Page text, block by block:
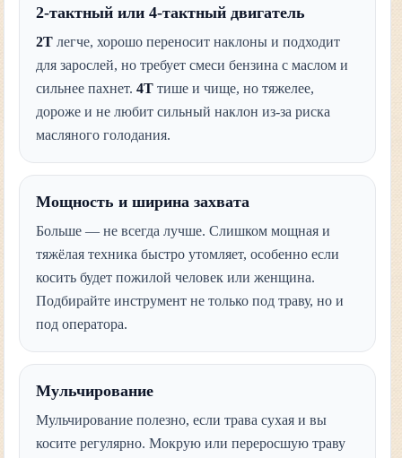
2-тактный или 4-тактный двигатель
2Т легче, хорошо переносит наклоны и подходит
для зарослей, но требует смеси бензина с маслом и
сильнее пахнет. 4Т тише и чище, но тяжелее,
дороже и не любит сильный наклон из-за риска
масляного голодания.
Мощность и ширина захвата
Больше — не всегда лучше. Слишком мощная и
тяжёлая техника быстро утомляет, особенно если
косить будет пожилой человек или женщина.
Подбирайте инструмент не только под траву, но и
под оператора.
Мульчирование
Мульчирование полезно, если трава сухая и вы
косите регулярно. Мокрую или переросшую траву